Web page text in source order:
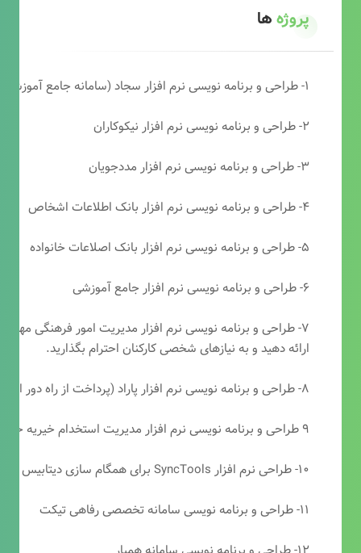
پروژهها
۱- طراحی و برنامه نویسی نرم افزار سجاد (سامانه جامع آموزشی دارالقرآن)
۲- طراحی و برنامه نویسی نرم افزار نیکوکاران
۳- طراحی و برنامه نویسی نرم افزار مددجویان
۴- طراحی و برنامه نویسی نرم افزار بانک اطلاعات اشخاص
۵- طراحی و برنامه نویسی نرم افزار بانک اصلاعات خانواده
۶- طراحی و برنامه نویسی نرم افزار جامع آموزشی
۷- طراحی و برنامه نویسی نرم افزار مدیریت امور فرهنگی
ارائه دهید و به نیازهای شخصی کارکنان احترام بگذارید.
۸- طراحی و برنامه نویسی نرم افزار پاراد (پرداخت از راه دور انجمن مددکاری امام زمان(عج))
۹ طراحی و برنامه نویسی نرم افزار مدیریت استخدام خیریه حضرت ابوالفضل (ع)
۱۰- طراحی نرم افزار SyncTools برای همگام سازی دیتابیس های SQL Server
۱۱- طراحی و برنامه نویسی سامانه تخصصی رفاهی تیکت